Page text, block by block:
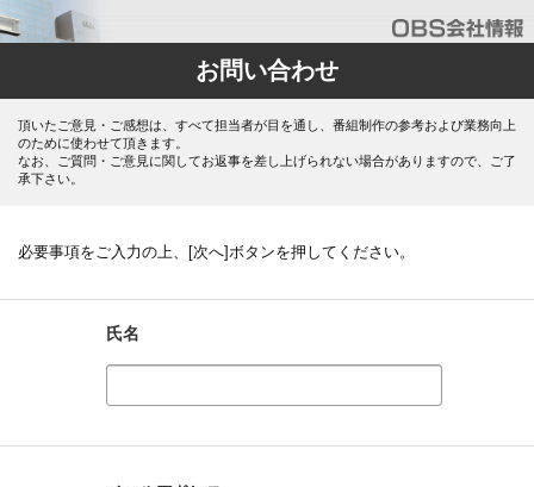
お問い合わせ
頂いたご意見・ご感想は、すべて担当者が目を通し、番組制作の参考および業務向上
のために使わせて頂きます。
なお、ご質問・ご意見に関してお返事を差し上げられない場合がありますので、ご了
承下さい。
必要事項をご入力の上、[次へ]ボタンを押してください。
氏名